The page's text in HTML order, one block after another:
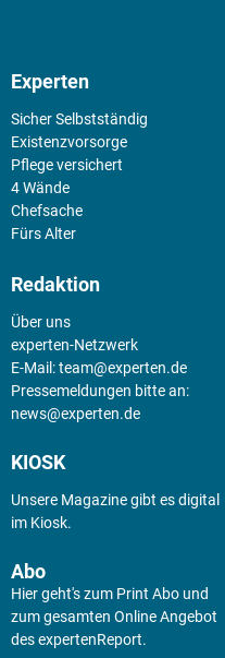
Experten
Sicher Selbstständig
Existenz­vorsorge
Pflege versichert
4 Wände
Chefsache
Fürs Alter
Redaktion
Über uns
experten-Netzwerk
E-Mail:team@experten.de
Pressemeldungen bitte an:
news@experten.de
KIOSK
Unsere Magazine gibt es digital
im Kiosk.
Abo
Hier geht's zum Print Abo und
zum gesamten Online Angebot
des expertenReport.